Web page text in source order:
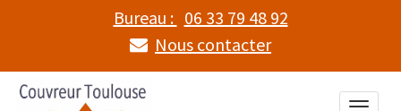
Bureau : 06 33 79 48 92
Nous contacter